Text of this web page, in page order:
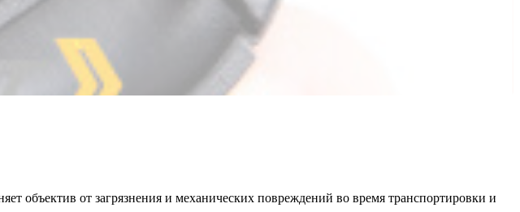
объектив от загрязнения и механических повреждений во время транспортировки и